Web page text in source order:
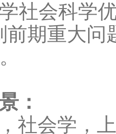
社会科学
前期重大
：
社会学，